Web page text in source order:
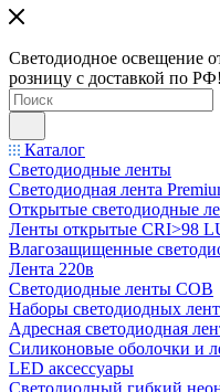
Светодиодное освещение
розницу с доставкой по РФ!
Каталог
Светодиодные ленты
Светодиодная лента
Открытые светодиодные
Ленты открытые CRI>98
Влагозащищенные
Лента 220в
Светодиодные ленты COB
Наборы светодиодных лент
Адресная светодиодная
Силиконовые оболочки и
LED аксессуары
Светодиодный гибкий